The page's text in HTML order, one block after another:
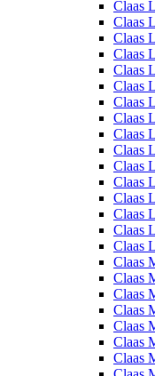
Claas
Claas
Claas
Claas
Claas
Claas
Claas
Claas
Claas
Claas
Claas
Claas
Claas
Claas
Claas
Claas
Claas
Claas
Claas
Claas
Claas
Claas
Claas